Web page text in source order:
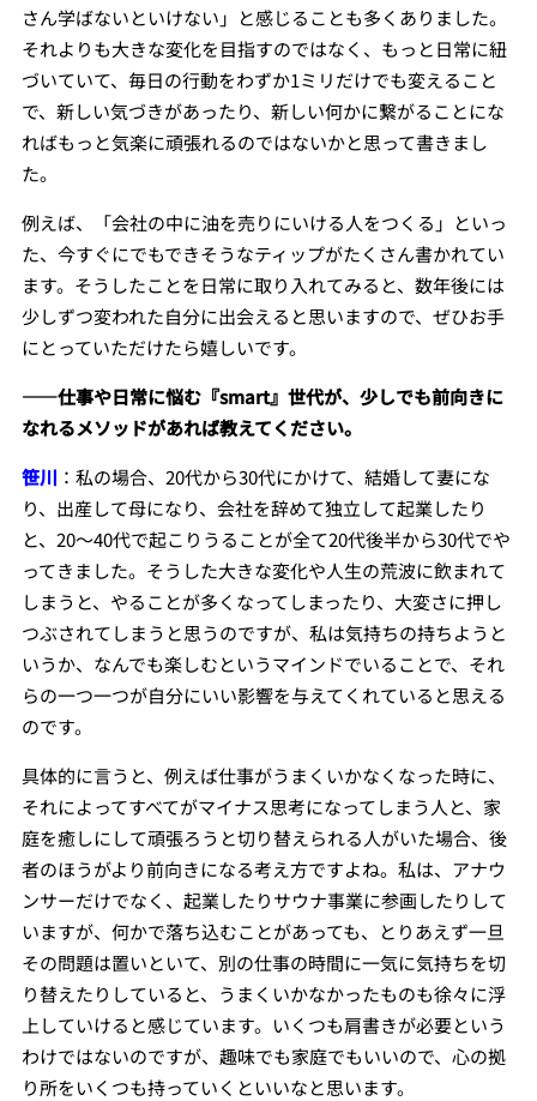
さん学ばないといけない」と感じることも多くありました。
それよりも大きな変化を目指すのではなく、もっと日常に紐
づいていて、毎日の行動をわずか1ミリだけでも変えること
で、新しい気づきがあったり、新しい何かに繋がることにな
ればもっと気楽に頑張れるのではないかと思って書きまし
た。
例えば、「会社の中に油を売りにいける人をつくる」といっ
た、今すぐにでもできそうなティップがたくさん書かれてい
ます。そうしたことを日常に取り入れてみると、数年後には
少しずつ変われた自分に出会えると思いますので、ぜひお手
にとっていただけたら嬉しいです。
――仕事や日常に悩む『smart』世代が、少しでも前向きに
なれるメソッドがあれば教えてください。
笹川 ：私の場合、20代から30代にかけて、結婚して妻にな
り、出産して母になり、会社を辞めて独立して起業したり
と、20〜40代で起こりうることが全て20代後半から30代でや
ってきました。そうした大きな変化や人生の荒波に飲まれて
しまうと、やることが多くなってしまったり、大変さに押し
つぶされてしまうと思うのですが、私は気持ちの持ちようと
いうか、なんでも楽しむというマインドでいることで、それ
らの一つ一つが自分にいい影響を与えてくれていると思える
のです。
具体的に言うと、例えば仕事がうまくいかなくなった時に、
それによってすべてがマイナス思考になってしまう人と、家
庭を癒しにして頑張ろうと切り替えられる人がいた場合、後
者のほうがより前向きになる考え方ですよね。私は、アナウ
ンサーだけでなく、起業したりサウナ事業に参画したりして
いますが、何かで落ち込むことがあっても、とりあえず一旦
その問題は置いといて、別の仕事の時間に一気に気持ちを切
り替えたりしていると、うまくいかなかったものも徐々に浮
上していけると感じています。いくつも肩書きが必要という
わけではないのですが、趣味でも家庭でもいいので、心の拠
り所をいくつも持っていくといいなと思います。